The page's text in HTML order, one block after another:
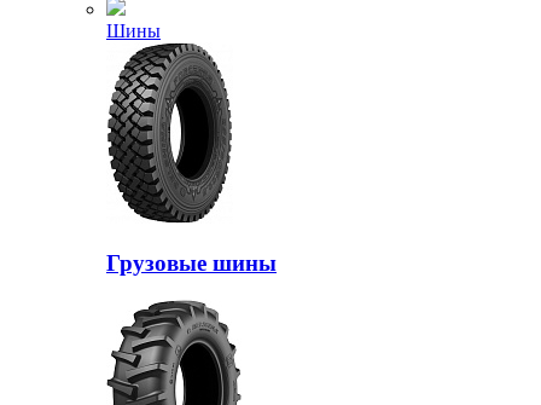
Шины
Грузовые шины